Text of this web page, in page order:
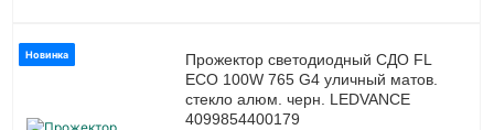
Новинка
Прожектор светодиодный СДО FL
ECO 100W 765 G4 уличный матов.
стекло алюм. черн. LEDVANCE
4099854400179